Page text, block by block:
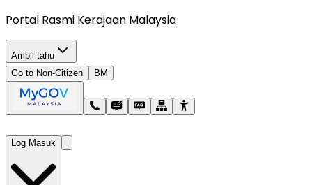
Portal Rasmi Kerajaan Malaysia
Ambil tahu
Go to Non-Citizen
BM
Log Masuk